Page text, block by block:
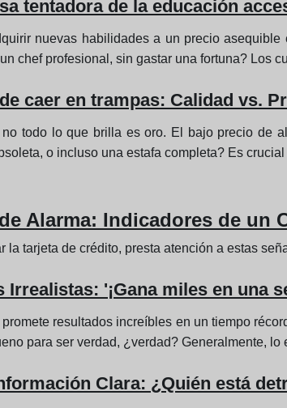
tentadora de la educación
nuevas habilidades a un precio
chef profesional, sin gastar una fortuna? Los
caer en trampas: Calidad vs.
no todo lo que brilla es oro. El bajo precio de
o incluso una estafa completa? Es
Alarma: Indicadores de un
la tarjeta de crédito, presta atención a estas
Irrealistas: '¡Gana miles en una
resultados increíbles en un tiempo
para ser verdad, ¿verdad? Generalmente,
Clara: ¿Quién está